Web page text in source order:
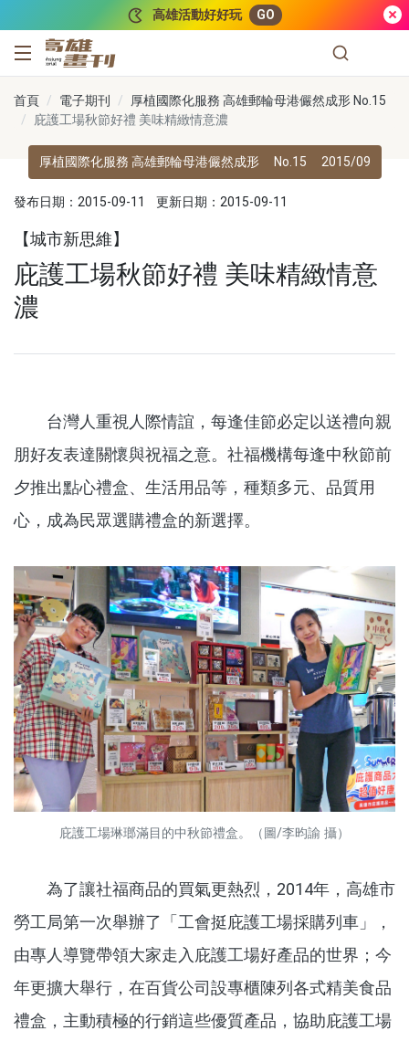
高雄活動好好玩 GO
高雄畫刊
首頁 電子期刊
厚植國際化服務 高雄郵輪母港儼然成形 No.15
庇護工場秋節好禮 美味精緻情意濃
厚植國際化服務 高雄郵輪母港儼然成形 No.15 2015/09
發布日期：2015-09-11 更新日期：2015-09-11
【城市新思維】
庇護工場秋節好禮 美味精緻情意
濃
台灣人重視人際情誼，每逢佳節必定以送禮向親
朋好友表達關懷與祝福之意。社福機構每逢中秋節前
夕推出點心禮盒、生活用品等，種類多元、品質用
心，成為民眾選購禮盒的新選擇。
庇護工場琳瑯滿目的中秋節禮盒。（圖/李昀諭 攝）
為了讓社福商品的買氣更熱烈，2014年，高雄市
勞工局第一次舉辦了「工會挺庇護工場採購列車」，
由專人導覽帶領大家走入庇護工場好產品的世界；今
年更擴大舉行，在百貨公司設專櫃陳列各式精美食品
禮盒，主動積極的行銷這些優質產品，協助庇護工場